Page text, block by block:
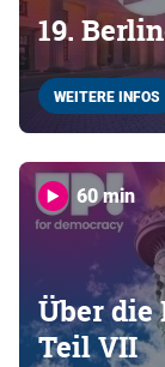
19.
WEITERE INFOS
60 min
Über die
Teil VII